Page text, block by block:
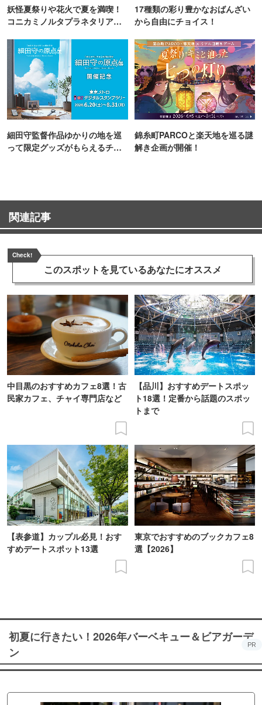
妖怪夏祭りや花火で夏を満喫！
コニカミノルタプラネタリア
17種類の彩り豊かなおばんざい
から自由にチョイス！
細田守監督作品ゆかりの地を巡
って限定グッズがもらえるチャ
錦糸町PARCOと楽天地を巡る謎
解き企画が開催！
関連記事
Check!
このスポットを見ているあなたにオススメ
中目黒のおすすめカフェ8選！古
民家カフェ、チャイ専門店など
【品川】おすすめデートスポッ
ト18選！定番から話題のスポッ
トまで
【表参道】カップル必見！おす
すめデートスポット13選
東京でおすすめのブックカフェ8
選【2026】
初夏に行きたい！2026年バーベキュー＆ビアガーデ
ン
PR